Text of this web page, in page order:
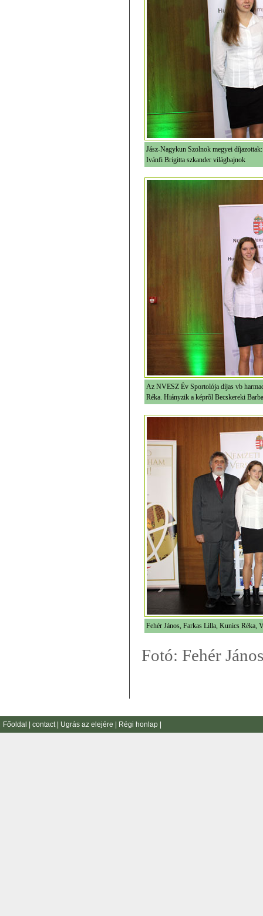
Jász-Nagykun Szolnok megyei
Ivánfi Brigitta szkander világbajnok
Az NVESZ Év Sportolója díjas vb
Réka. Hiányzik a képrõl Becskereki
Fehér János, Farkas Lilla, Kunics Réka,
Fotó: Fehér János
Főoldal contact Ugrás az elejére Régi honlap